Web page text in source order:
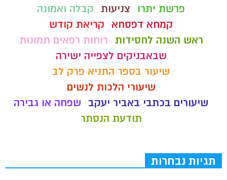
פרשת יתרו
צניעות קבלה ואמונה
קמחא דפסחא
קריאת קודש
ראש השנה לחסידות רוחות רפאים תמונות
שבאבניקים לצפייה ישירה
שיעור בספר התניא פרק לב
שיעורי הלכות לנשים
שיעורים בכתבי באביר יעקב
שפחה או גבירה
תודעת הנסתר
תגיות נבחרות